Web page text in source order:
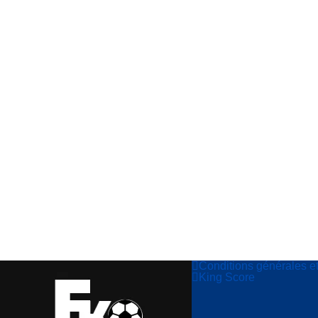
Conditions générales
King Score